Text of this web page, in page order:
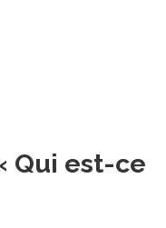
Qui est-ce